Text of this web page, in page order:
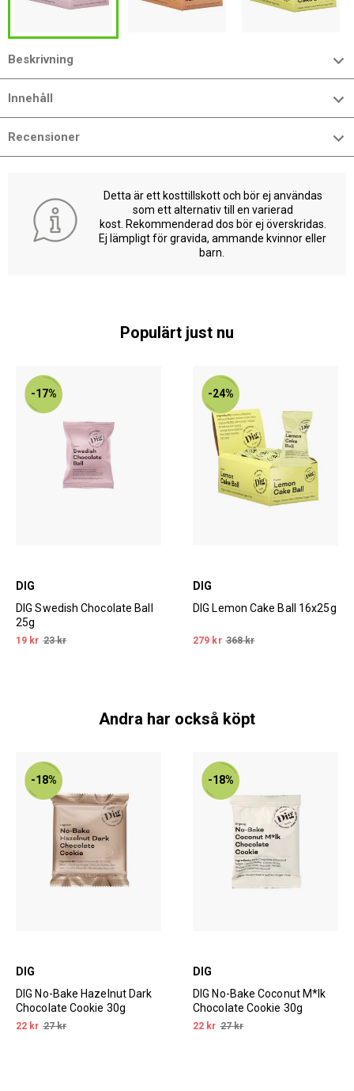
Beskrivning
Innehåll
Recensioner
Detta är ett kosttillskott och bör ej användas
som ett alternativ till en varierad
kost. Rekommenderad dos bör ej överskridas.
Ej lämpligt för gravida, ammande kvinnor eller
barn.
Populärt just nu
-17%
DIG
DIG Swedish Chocolate Ball
25g
19 kr 23 kr
-24%
DIG
DIG Lemon Cake Ball 16x25g
279 kr 368 kr
Andra har också köpt
-18%
DIG
DIG No-Bake Hazelnut Dark
Chocolate Cookie 30g
22 kr 27 kr
-18%
DIG
DIG No-Bake Coconut M*lk
Chocolate Cookie 30g
22 kr 27 kr